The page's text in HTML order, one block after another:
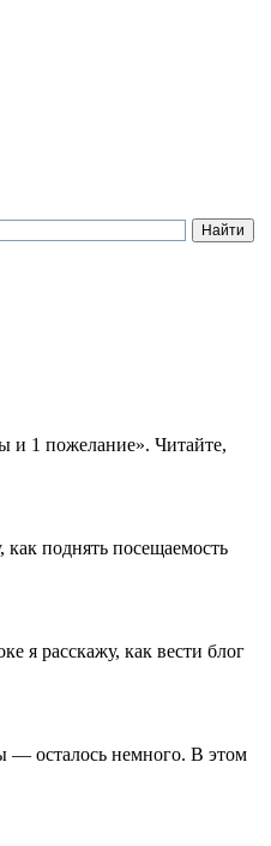
и 1 пожелание». Читайте,
поднять посещаемость
я расскажу, как вести блог
— осталось немного. В этом